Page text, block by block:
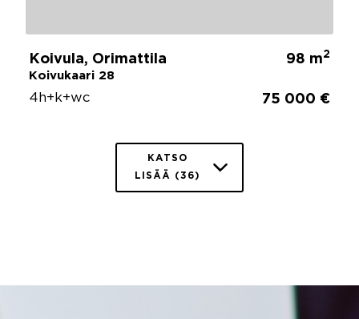
Koivula, Orimattila
Koivukaari 28
98 m2
4h+k+wc 75 000 €
KATSO
LISÄÄ (36)